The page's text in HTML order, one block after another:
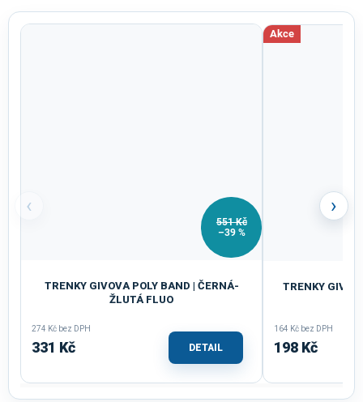
‹
551 Kč
–39 %
TRENKY GIVOVA POLY BAND | ČERNÁ-
ŽLUTÁ FLUO
274 Kč bez DPH
331 Kč DETAIL
Akce
TRENKY
164 Kč bez DPH
198 Kč
›